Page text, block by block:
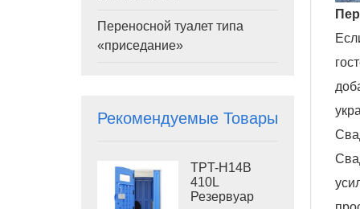
Переносной туалет типа
«приседание»
Рекомендуемые Товары
TPT-H14B
410L
Резервуар